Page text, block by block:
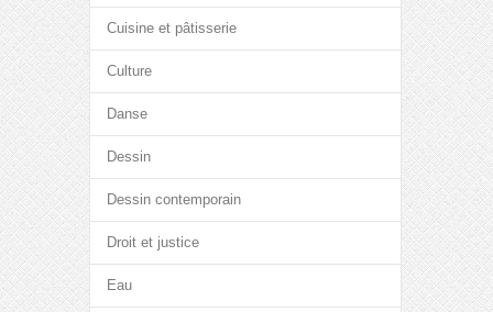
Cuisine et pâtisserie
Culture
Danse
Dessin
Dessin contemporain
Droit et justice
Eau